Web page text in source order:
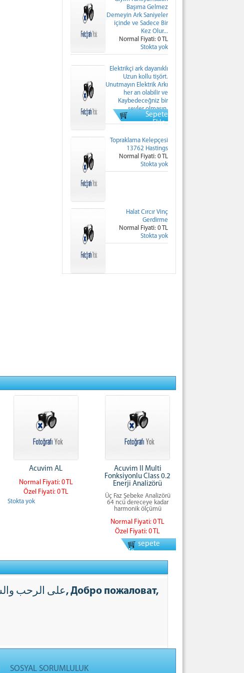
Başıma Gelmez
Demeyin Ark Saniyeler
içinde ve Sadece Bir
Kez Olur...
Normal Fiyati: 0 TL
Stokta yok
Elektrikçi ark dayanıklı
Uzun kollu tişört.
Unutmayın Elektrik Arkı
her an olabilir ve
Kaybedeceğniz bir
şeyler olmasın.
Normal Fiyati: 0 TL
Sepete
Ekle
Topraklama Kelepçesi
13762 Hastings
Normal Fiyati: 0 TL
Stokta yok
Halat Cırcır Vinç
Gerdirme
Normal Fiyati: 0 TL
Stokta yok
Acuvim AL
Normal Fiyati: 0 TL
Özel Fiyati: 0 TL
Stokta yok
Acuvim II Multi
Fonksiyonlu Class 0.2
Enerji Analizörü
Üç Faz Şebeke Analizörü
64 ncü dereceye kadar
harmonik ölçümü
Normal Fiyati: 0 TL
Özel Fiyati: 0 TL
sepete
ekle
SOSYAL SORUMLULUK